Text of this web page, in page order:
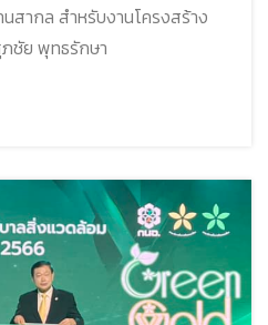
ากล สำหรับงานโครงสร้าง
ชัย พุทธรักษา